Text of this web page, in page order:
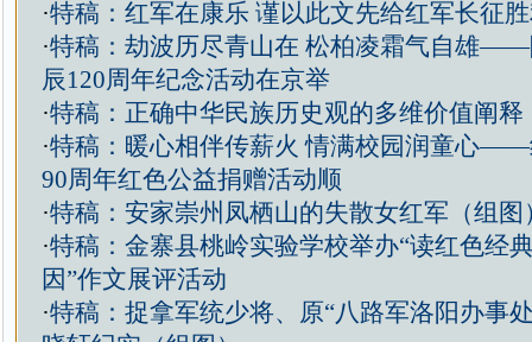
·特稿：红军在康乐 谨以此文先给红军长征
·特稿：劫波历尽青山在 松柏凌霜气自雄——
辰120周年纪念活动在京举
·特稿：正确中华民族历史观的多维价值阐释
·特稿：暖心相伴传薪火 情满校园润童心——
90周年红色公益捐赠活动顺
·特稿：安家崇州凤栖山的失散女红军（组图
·特稿：金寨县桃岭实验学校举办“读红色经
因”作文展评活动
·特稿：捉拿军统少将、原“八路军洛阳办事